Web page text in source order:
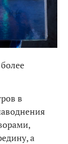
в
а